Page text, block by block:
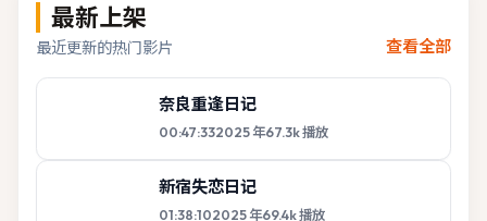
最新上架
最近更新的热门影片 查看全部
奈良重逢日记
00:47:332025 年67.3k播放
新宿失恋日记
01:38:102025 年69.4k播放